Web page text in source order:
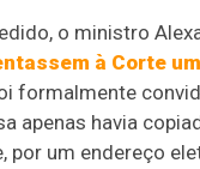
o ministro
à Corte
formalmente
apenas havia
por um endereço